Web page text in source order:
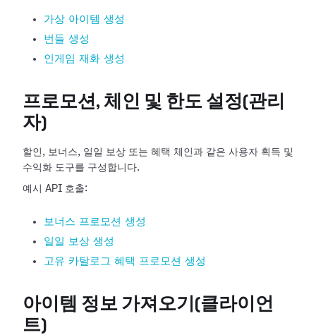
가상 아이템 생성
번들 생성
인게임 재화 생성
프로모션, 체인 및 한도 설정(관리
자)
할인, 보너스, 일일 보상 또는 혜택 체인과 같은 사용자 획득 및
수익화 도구를 구성합니다.
예시 API 호출:
보너스 프로모션 생성
일일 보상 생성
고유 카탈로그 혜택 프로모션 생성
아이템 정보 가져오기(클라이언
트)